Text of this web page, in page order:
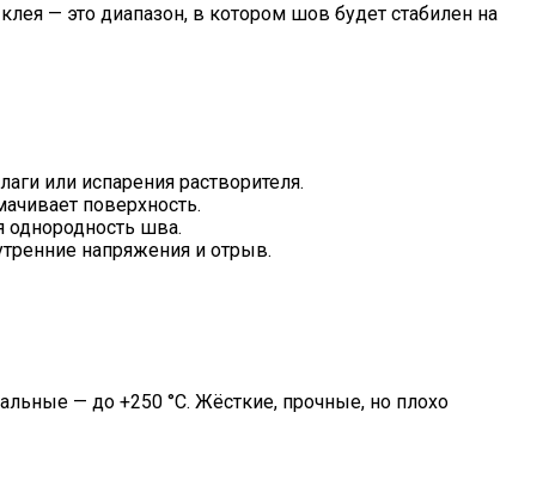
— это диапазон, в котором шов будет стабилен на
или испарения растворителя.
поверхность.
однородность шва.
напряжения и отрыв.
— до +250 °C. Жёсткие, прочные, но плохо